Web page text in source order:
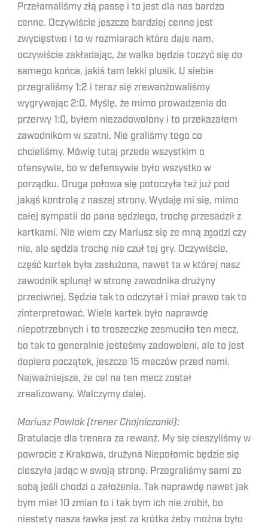
Przełamaliśmy złą passę i to jest dla nas bardzo
cenne. Oczywiście jeszcze bardziej cenne jest
zwycięstwo i to w rozmiarach które daje nam,
oczywiście zakładając, że walka będzie toczyć się do
samego końca, jakiś tam lekki plusik. U siebie
przegraliśmy 1:2 i teraz się zrewanżowaliśmy
wygrywając 2:0. Myślę, że mimo prowadzenia do
przerwy 1:0, byłem niezadowolony i to przekazałem
zawodnikom w szatni. Nie graliśmy tego co
chcieliśmy. Mówię tutaj przede wszystkim o
ofensywie, bo w defensywie było wszystko w
porządku. Druga połowa się potoczyła też już pod
jakąś kontrolą z naszej strony. Wydaję mi się, mimo
całej sympatii do pana sędziego, trochę przesadził z
kartkami. Nie wiem czy Mariusz się ze mną zgodzi czy
nie, ale sędzia trochę nie czuł tej gry. Oczywiście,
część kartek była zasłużona, nawet ta w której nasz
zawodnik splunął w stronę zawodnika drużyny
przeciwnej. Sędzia tak to odczytał i miał prawo tak to
zinterpretować. Wiele kartek było naprawdę
niepotrzebnych i to troszeczkę zesmuciło ten mecz,
bo tak to generalnie jesteśmy zadowoleni, ale to jest
dopiero początek, jeszcze 15 meczów przed nami.
Najważniejsze, że cel na ten mecz został
zrealizowany. Walczymy dalej.
Mariusz Pawlak (trener Chojniczanki):
Gratulacje dla trenera za rewanż. My się cieszyliśmy w
powrocie z Krakowa, drużyna Niepołomic będzie się
cieszyła jadąc w swoją stronę. Przegraliśmy sami ze
sobą jeśli chodzi o założenia. Tak naprawdę nawet jak
bym miał 10 zmian to i tak bym ich nie zrobił, bo
niestety nasza ławka jest za krótka żeby można było